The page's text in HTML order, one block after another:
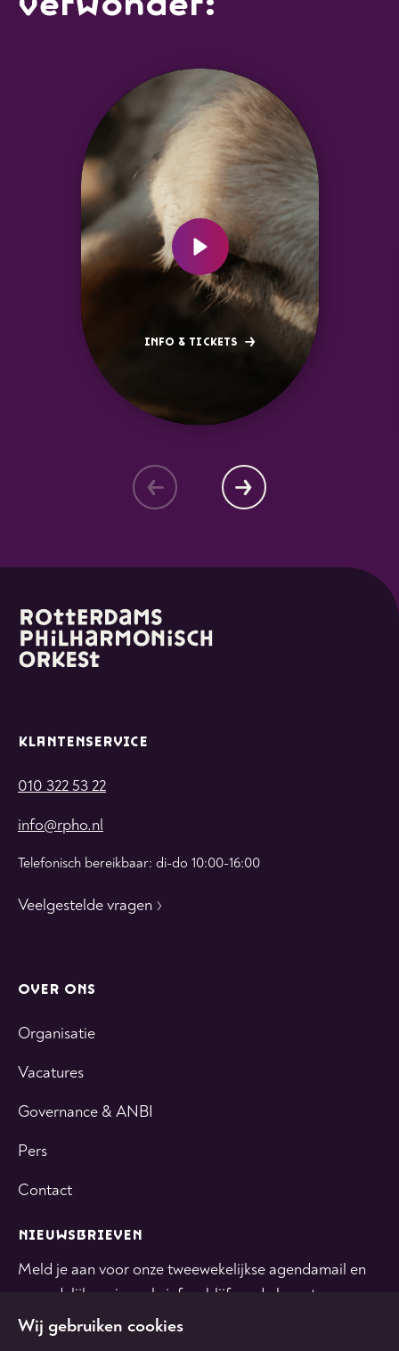
INFO & TICKETS
KLANTENSERVICE
010 322 53 22
info@rpho.nl
Telefonisch bereikbaar: di-do 10:00-16:00
Veelgestelde vragen
OVER ONS
Organisatie
Vacatures
Governance & ANBI
Pers
Contact
NIEUWSBRIEVEN
Meld je aan voor onze tweewekelijkse agendamail en
maandelijkse nieuwsbrief en blijf op de hoogte.
Wij gebruiken cookies